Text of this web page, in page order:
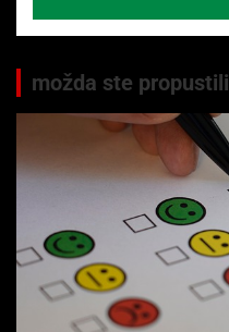
možda ste propustili